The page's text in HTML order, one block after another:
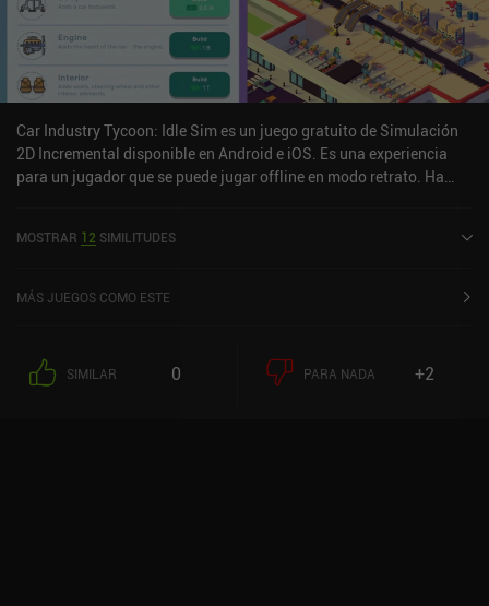
Car Industry Tycoon: Idle Sim es un juego gratuito de Simulación
2D Incremental disponible en Android e iOS. Es una experiencia
para un jugador que se puede jugar offline en modo retrato. Ha
valoración actual de 4,3 sobre 5,0 en Google Play y de 4,8 sobre 5,0
MOSTRAR 12 SIMILITUDES
MÁS JUEGOS COMO ESTE
SIMILAR 0 PARA NADA +2